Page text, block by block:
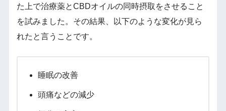
た上で治療薬とCBDオイルの同時摂取をさせること
を試みました。その結果、以下のような変化が見ら
れたと言うことです。
睡眠の改善
頭痛などの減少